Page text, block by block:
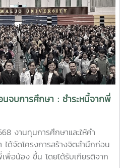
นจบการศึกษา : ชำระหนี้จากพี่
งานทุนการศึกษาและให้คำ
จัดโครงการสร้างจิตสำนึกก่อน
พื่อน้อง ขึ้น โดยได้รับเกียรติจาก